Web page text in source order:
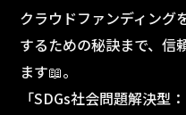
クラウドファンディング
するための秘訣まで、信
ます📖。
「SDGs社会問題解決型